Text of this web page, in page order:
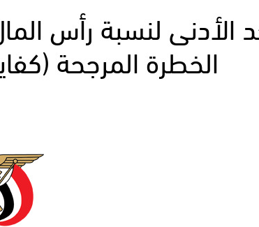
الأدنى لنسبة رأس
الخطرة المرجحة